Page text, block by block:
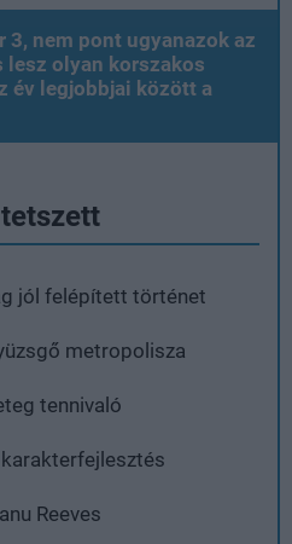
3, nem pont ugyanazok az
lesz olyan korszakos
év legjobbjai között a
jól felépített történet
metropolisza
tennivaló
Reeves